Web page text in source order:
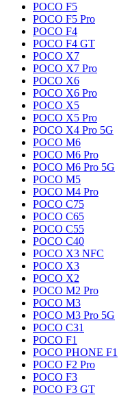
POCO F5
POCO F5 Pro
POCO F4
POCO F4 GT
POCO X7
POCO X7 Pro
POCO X6
POCO X6 Pro
POCO X5
POCO X5 Pro
POCO X4 Pro 5G
POCO M6
POCO M6 Pro
POCO M6 Pro 5G
POCO M5
POCO M4 Pro
POCO C75
POCO C65
POCO C55
POCO C40
POCO X3 NFC
POCO X3
POCO X2
POCO M2 Pro
POCO M3
POCO M3 Pro 5G
POCO C31
POCO F1
POCO PHONE F1
POCO F2 Pro
POCO F3
POCO F3 GT